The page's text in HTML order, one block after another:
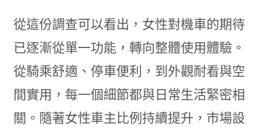
從這份調查可以看出，女性對機車的期待
已逐漸從單一功能，轉向整體使用體驗。
從騎乘舒適、停車便利，到外觀耐看與空
間實用，每一個細節都與日常生活緊密相
關。隨著女性車主比例持續提升，市場設